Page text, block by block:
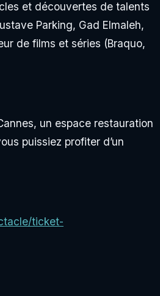
et découvertes de talents
Parking, Gad Elmaleh,
de films et séries (Braquo,
un espace restauration
puissiez profiter d’un
ticket-